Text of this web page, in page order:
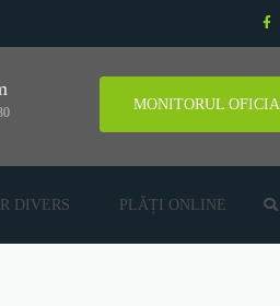
MONITORUL
DIVERS PLĂȚI ONLINE